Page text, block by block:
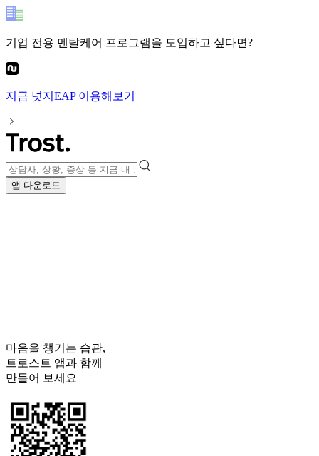
기업 전용 멘탈케어 프로그램을 도입하고 싶다면?
지금 넛지EAP이용해보기
앱 다운로드
마음을 챙기는 습관,
트로스트 앱과 함께
만들어 보세요